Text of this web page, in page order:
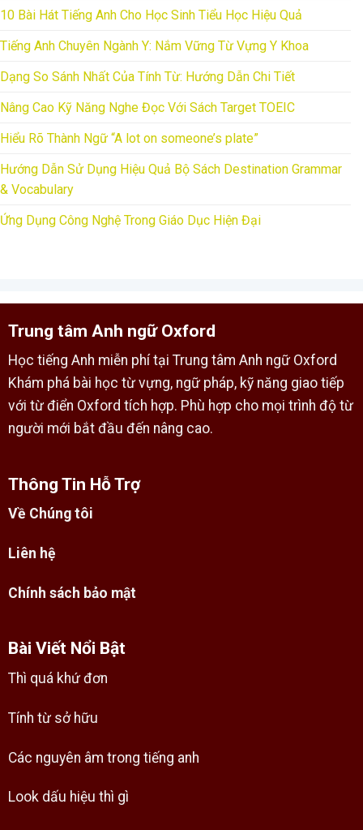
10 Bài Hát Tiếng Anh Cho Học Sinh Tiểu Học Hiệu Quả
Tiếng Anh Chuyên Ngành Y: Nắm Vững Từ Vựng Y Khoa
Dạng So Sánh Nhất Của Tính Từ: Hướng Dẫn Chi Tiết
Nâng Cao Kỹ Năng Nghe Đọc Với Sách Target TOEIC
Hiểu Rõ Thành Ngữ “A lot on someone’s plate”
Hướng Dẫn Sử Dụng Hiệu Quả Bộ Sách Destination Grammar
& Vocabulary
Ứng Dụng Công Nghệ Trong Giáo Dục Hiện Đại
Trung tâm Anh ngữ Oxford
Học tiếng Anh miễn phí tại Trung tâm Anh ngữ Oxford
Khám phá bài học từ vựng, ngữ pháp, kỹ năng giao tiếp
với từ điển Oxford tích hợp. Phù hợp cho mọi trình độ từ
người mới bắt đầu đến nâng cao.
Thông Tin Hỗ Trợ
Về Chúng tôi
Liên hệ
Chính sách bảo mật
Bài Viết Nổi Bật
Thì quá khứ đơn
Tính từ sở hữu
Các nguyên âm trong tiếng anh
Look dấu hiệu thì gì